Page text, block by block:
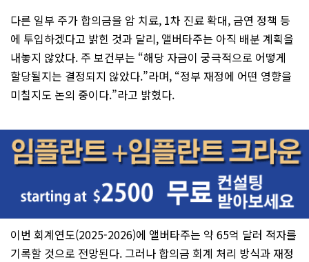
다른 일부 주가 합의금을 암 치료, 1차 진료 확대, 금연 정책 등
에 투입하겠다고 밝힌 것과 달리, 앨버타주는 아직 배분 계획을
내놓지 않았다. 주 보건부는 “해당 자금이 궁극적으로 어떻게
할당될지는 결정되지 않았다.”라며, “정부 재정에 어떤 영향을
미칠지도 논의 중이다.”라고 밝혔다.
이번 회계연도(2025-2026)에 앨버타주는 약 65억 달러 적자를
기록할 것으로 전망된다. 그러나 합의금 회계 처리 방식과 재정